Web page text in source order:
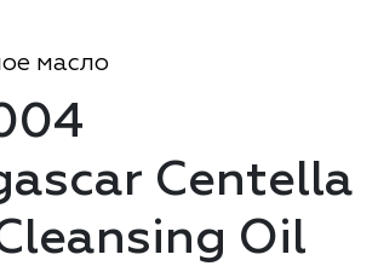
масло
Centella
Oil